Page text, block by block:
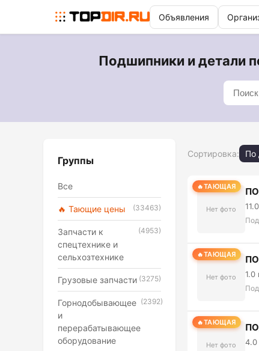
Объявления
Подшипники и детали
Группы
Все
🔥 Тающие цены (33463)
Запчасти к
спецтехнике и
сельхозтехнике
(4953)
Грузовые запчасти (3275)
Горнодобывающее
и
перерабатывающее
оборудование
(2392)
Сортировка: По
ТАЮЩАЯ
Нет фото
ТАЮЩАЯ
Нет фото 1.0
ТАЮЩАЯ
Нет фото